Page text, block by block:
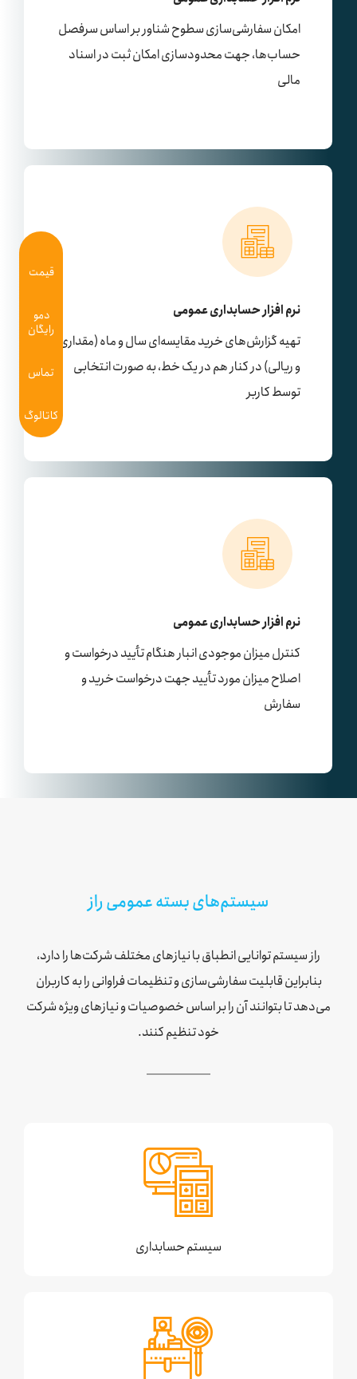
امکان سفارشی‌سازی سطوح شناور بر اساس سرفصل
حساب‌ها، جهت محدودسازی امکان ثبت در اسناد
مالی
نرم افزار حسابداری عمومی
تهیه گزارش‌های خرید مقایسه‌ای سال و ماه (مقداری
و ریالی) در کنار هم در یک خط، به صورت انتخابی
توسط کاربر
نرم افزار حسابداری عمومی
کنترل میزان موجودی انبار هنگام تأیید درخواست و
اصلاح میزان مورد تأیید جهت درخواست خرید و
سفارش
سیستم‌های بسته عمومی راز
راز سیستم توانایی انطباق با نیازهای مختلف شرکت‌ها را دارد،
بنابراین قابلیت سفارشی‌سازی و تنظیمات فراوانی را به کاربران
می‌دهد تا بتوانند آن را بر اساس خصوصیات و نیازهای ویژه شرکت
خود تنظیم کنند.
سیستم حسابداری
قیمت
دمو
رایگان
تماس
کاتالوگ